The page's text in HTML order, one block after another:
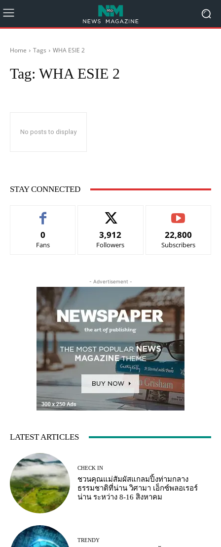
Home Tags WHA ESIE 2
Tag: WHA ESIE 2
No posts to display
STAY CONNECTED
0
Fans
3,912
Followers
22,800
Subscribers
- Advertisement -
LATEST ARTICLES
CHECK IN
ชวนคุณแม่สัมผัสแกลมปิ้งท่ามกลาง
ธรรมชาติที่น่าน วิศามา เอ็กซ์พลอเรอร์
น่าน ระหว่าง 8-16 สิงหาคม
TRENDY